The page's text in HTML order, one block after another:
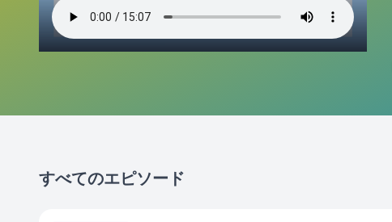
すべてのエピソード